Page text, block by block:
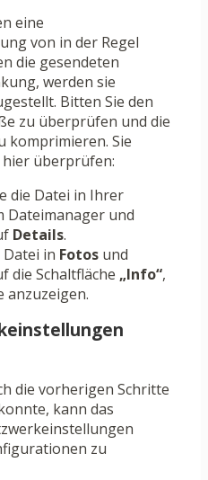
eine
von in der Regel
die gesendeten
werden sie
Bitten Sie den
zu überprüfen und die
komprimieren. Sie
überprüfen:
die Datei in Ihrer
Dateimanager und
Details.
Datei in Fotos und
die Schaltfläche „Info“,
anzuzeigen.
die vorherigen Schritte
kann das
zu